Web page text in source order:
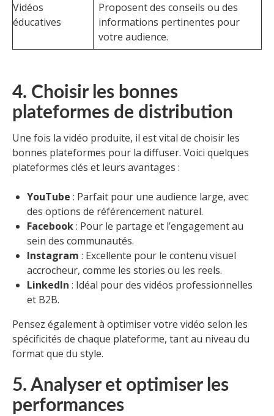
Vidéos
éducatives
Proposent des conseils ou des
informations pertinentes pour
votre audience.
4. Choisir les bonnes
plateformes de distribution
Une fois la vidéo produite, il est vital de choisir les
bonnes plateformes pour la diffuser. Voici quelques
plateformes clés et leurs avantages :
YouTube : Parfait pour une audience large, avec
des options de référencement naturel.
Facebook: Pour le partage et l’engagement au
sein des communautés.
Instagram : Excellente pour le contenu visuel
accrocheur, comme les stories ou les reels.
LinkedIn : Idéal pour des vidéos professionnelles
et B2B.
Pensez également à optimiser votre vidéo selon les
spécificités de chaque plateforme, tant au niveau du
format que du style.
5. Analyser et optimiser les
performances